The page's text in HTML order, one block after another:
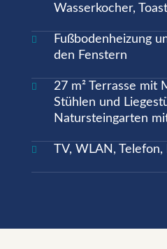
Wasserkocher,

Fußbodenheizung
den Fenstern

27 m² Terrasse mit
Stühlen und
Natursteingarten
 TV, WLAN,